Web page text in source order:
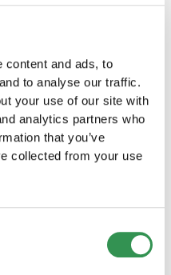
content and ads, to
to analyse our traffic.
your use of our site with
analytics partners who
that you’ve
collected from your use
(Juli 2026):
dem Vorjahr